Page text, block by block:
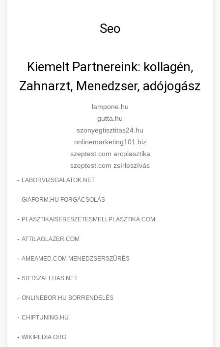
Seo
Kiemelt Partnereink: kollagén,
Zahnarzt, Menedzser, adójogász
lampone.hu
gutta.hu
szonyegtisztitas24.hu
onlinemarketing101.biz
szeptest.com arcplasztika
szeptest.com zsírleszívás
- LABORVIZSGALATOK.NET
- GIAFORM.HU FORGÁCSOLÁS
- PLASZTIKAISEBESZETESMELLPLASZTIKA.COM
- ATTILAGLAZER.COM
- AMEAMED.COM MENEDZSERSZŰRÉS
- SITTSZALLITAS.NET
- ONLINEBOR.HU BORRENDELÉS
- CHIPTUNING.HU
- WIKIPEDIA.ORG